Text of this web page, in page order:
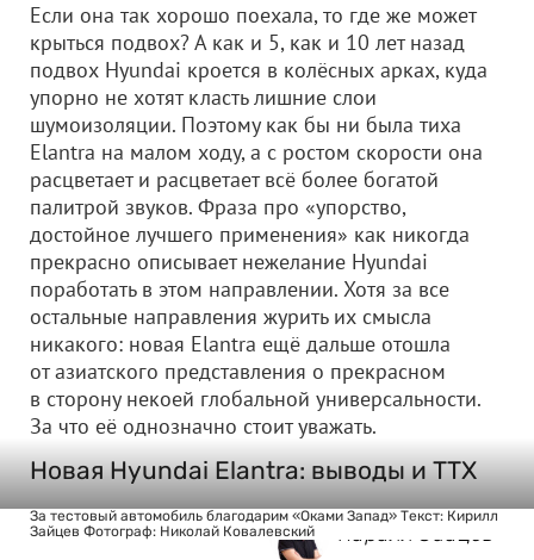
Если она так хорошо поехала, то где же может
крыться подвох? А как и 5, как и 10 лет назад
подвох Hyundai кроется в колёсных арках, куда
упорно не хотят класть лишние слои
шумоизоляции. Поэтому как бы ни была тиха
Elantra на малом ходу, а с ростом скорости она
расцветает и расцветает всё более богатой
палитрой звуков. Фраза про «упорство,
достойное лучшего применения» как никогда
прекрасно описывает нежелание Hyundai
поработать в этом направлении. Хотя за все
остальные направления журить их смысла
никакого: новая Elantra ещё дальше отошла
от азиатского представления о прекрасном
в сторону некоей глобальной универсальности.
За что её однозначно стоит уважать.
Новая Hyundai Elantra: выводы и ТТХ
За тестовый автомобиль благодарим «Оками Запад» Текст: Кирилл
Зайцев Фотограф: Николай Ковалевский
Кирилл Зайцев